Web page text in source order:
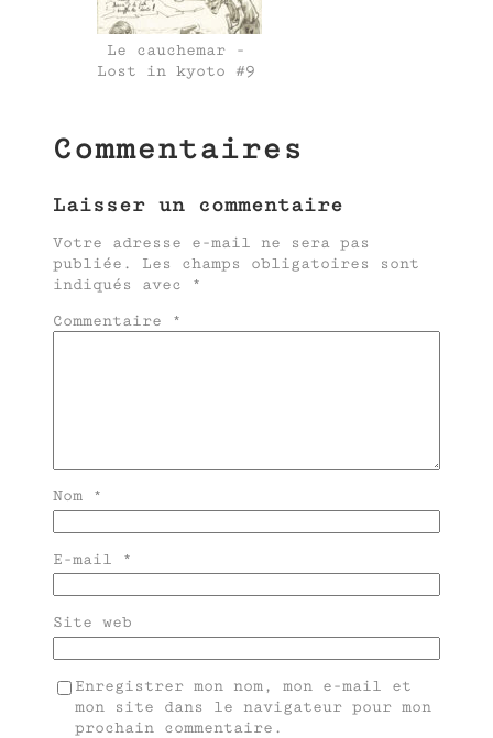
Le cauchemar -
Lost in kyoto #9
Commentaires
Laisser un commentaire
Votre adresse e-mail ne sera pas
publiée.
Les champs obligatoires sont
indiqués avec
*
Commentaire
*
Nom *
E-mail *
Site web
Enregistrer mon nom, mon e-mail et
mon site dans le navigateur pour mon
prochain commentaire.